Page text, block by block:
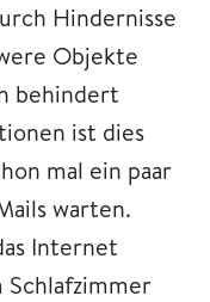
Hindernisse
Objekte
behindert
ist dies
mal ein paar
warten.
Internet
Schlafzimmer